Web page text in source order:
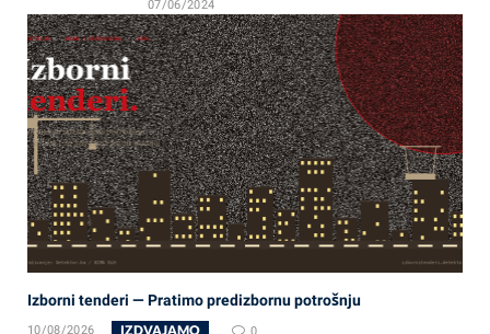
07/06/2024
Izborni tenderi — Pratimo predizbornu potrošnju
10/08/2026 IZDVAJAMO 0